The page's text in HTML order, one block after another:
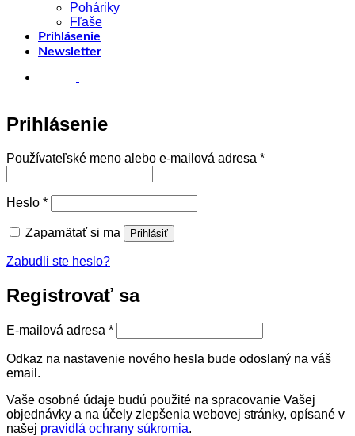
Poháriky
Fľaše
Prihlásenie
Newsletter
Prihlásenie
Používateľské meno alebo e-mailová adresa *Povinné
Heslo *Povinné
Zapamätať si ma Prihlásiť
Zabudli ste heslo?
Registrovať sa
E-mailová adresa *Povinné
Odkaz na nastavenie nového hesla bude odoslaný na váš
email.
Vaše osobné údaje budú použité na spracovanie Vašej
objednávky a na účely zlepšenia webovej stránky, opísané v
našej pravidlá ochrany súkromia.